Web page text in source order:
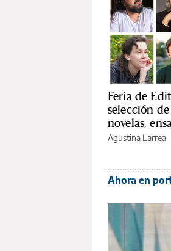
Feria de
selección
novelas,
Agustina Larrea
Ahora en